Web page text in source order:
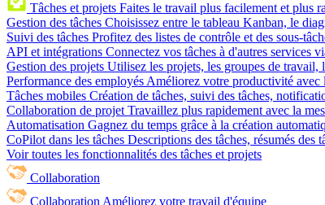
Tâches et projets Faites le travail plus facilement et plus
Gestion des tâches Choisissez entre le tableau Kanban, le
Suivi des tâches Profitez des listes de contrôle et des sous-
API et intégrations Connectez vos tâches à d'autres services
Gestion des projets Utilisez les projets, les groupes de travail,
Performance des employés Améliorez votre productivité avec
Tâches mobiles Création de tâches, suivi des tâches,
Collaboration de projet Travaillez plus rapidement avec la
Automatisation Gagnez du temps grâce à la création
CoPilot dans les tâches Descriptions des tâches, résumés des
Voir toutes les fonctionnalités des tâches et projets
Collaboration
Collaboration Améliorez votre travail d'équipe